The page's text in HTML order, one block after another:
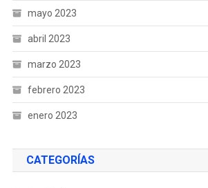
mayo 2023
abril 2023
marzo 2023
febrero 2023
enero 2023
CATEGORÍAS